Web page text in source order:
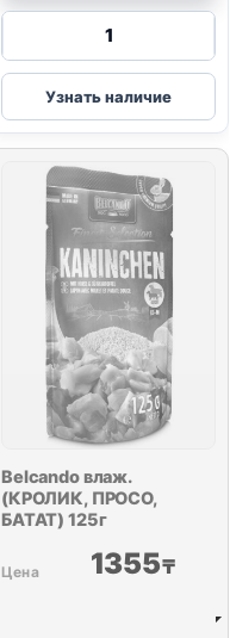
Количество
Belcando
влаж.
(ОЛЕНИНА,
300г
Узнать наличие
Belcando влаж.
(КРОЛИК, ПРОСО,
БАТАТ) 125г
1355₸